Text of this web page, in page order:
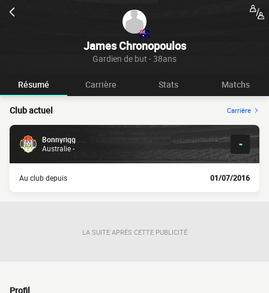
James Chronopoulos
Gardien de but - 38ans
Résumé Carrière Stats Matchs
Club actuel Carrière
Bonnyrigg
Australie -
-
Au club depuis 01/07/2016
LA SUITE APRÈS CETTE PUBLICITÉ
Profil